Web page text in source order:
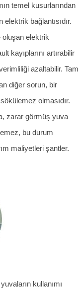
temel kusurlarından
bağlantısıdır.
oluşan elektrik
kayıplarını artırabilir
azaltabilir. Tam
diğer sorun, bir
olmasıdır.
zarar görmüş yuva
bu durum
maliyetleri şantler.
kullanımı